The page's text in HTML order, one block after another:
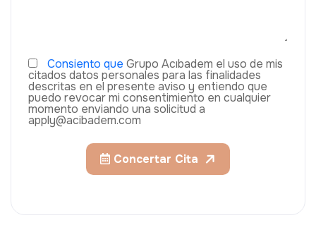
Consiento que Grupo Acıbadem el uso de mis
citados datos personales para las finalidades
descritas en el presente aviso y entiendo que
puedo revocar mi consentimiento en cualquier
momento enviando una solicitud a
apply@acibadem.com
Concertar Cita